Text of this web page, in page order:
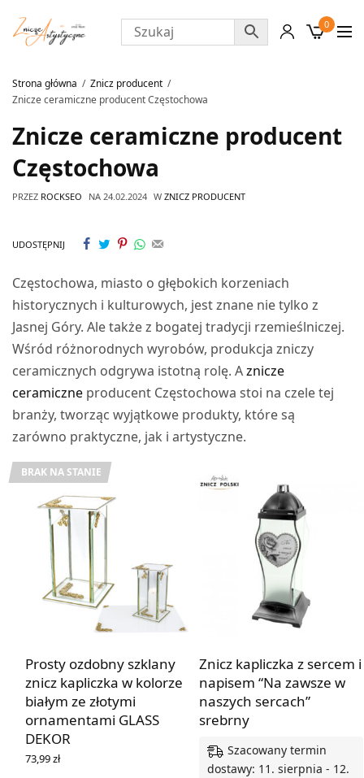
0
Strona główna
Znicz producent
Znicze ceramiczne producent Częstochowa
Znicze ceramiczne producent
Częstochowa
PRZEZ ROCKSEO NA 24.02.2024 W ZNICZ PRODUCENT
UDOSTĘPNIJ
Częstochowa, miasto o głębokich korzeniach
historycznych i kulturowych, jest znane nie tylko z
Jasnej Góry. Ale także z bogatej tradycji rzemieślniczej.
Wśród różnorodnych wyrobów, produkcja zniczy
ceramicznych odgrywa istotną rolę. Aznicze
ceramiczne producent Częstochowa stoi na czele tej
branży, tworząc wyjątkowe produkty, które są
zarówno praktyczne, jak i artystyczne.
BRAK NA STANIE
Prosty ozdobny szklany
znicz kapliczka w kolorze
białym ze złotymi
ornamentami GLASS
DEKOR
73,99zł
Znicz kapliczka z sercem i
napisem “Na zawsze w
naszych sercach”
srebrny
Szacowany termin
dostawy: 11. sierpnia - 12.